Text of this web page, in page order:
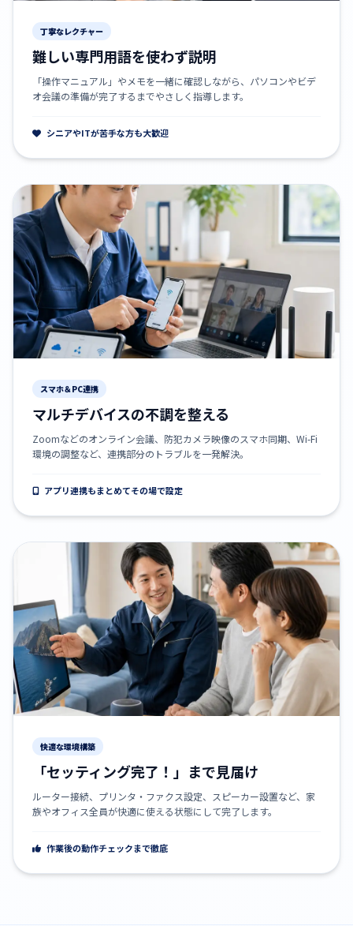
丁寧なレクチャー
難しい専門用語を使わず説明
「操作マニュアル」やメモを一緒に確認しながら、パソコンやビデ
オ会議の準備が完了するまでやさしく指導します。
シニアやITが苦手な方も大歓迎
スマホ＆PC連携
マルチデバイスの不調を整える
Zoomなどのオンライン会議、防犯カメラ映像のスマホ同期、Wi-Fi
環境の調整など、連携部分のトラブルを一発解決。
アプリ連携もまとめてその場で設定
快適な環境構築
「セッティング完了！」まで見届け
ルーター接続、プリンタ・ファクス設定、スピーカー設置など、家
族やオフィス全員が快適に使える状態にして完了します。
作業後の動作チェックまで徹底